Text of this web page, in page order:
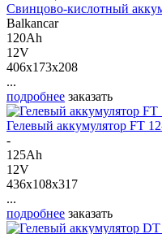
Свинцово-кислотный
Balkancar
120Ah
12V
406x173x208
...
подробнее заказать
Гелевый аккумулятор FT
-
125Ah
12V
436x108x317
...
подробнее заказать